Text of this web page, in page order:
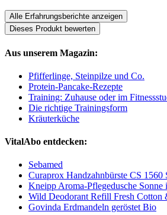
Alle Erfahrungsberichte anzeigen
Dieses Produkt bewerten
Aus unserem Magazin:
Pfifferlinge, Steinpilze und Co.
Protein-Pancake-Rezepte
Training: Zuhause oder im
Die richtige Trainingsform
Kräuterküche
VitalAbo entdecken:
Sebamed
Curaprox Handzahnbürste CS 1560
Kneipp Aroma-Pflegedusche Sonne
Wild Deodorant Refill Fresh Cotton
Govinda Erdmandeln geröstet Bio